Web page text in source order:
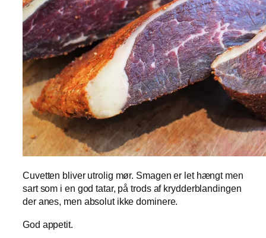
Cuvetten bliver utrolig mør. Smagen er let hængt men
sart som i en god tatar, på trods af krydderblandingen
der anes, men absolut ikke dominere.
God appetit.